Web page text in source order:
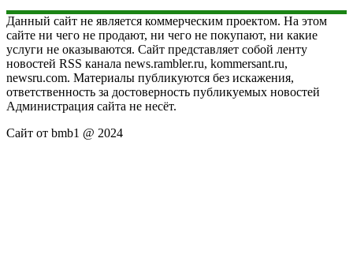
Данный сайт не является коммерческим проектом. На этом
сайте ни чего не продают, ни чего не покупают, ни какие
услуги не оказываются. Сайт представляет собой ленту
новостей RSS канала news.rambler.ru, kommersant.ru,
newsru.com. Материалы публикуются без искажения,
ответственность за достоверность публикуемых новостей
Администрация сайта не несёт.
Сайт от bmb1 @ 2024